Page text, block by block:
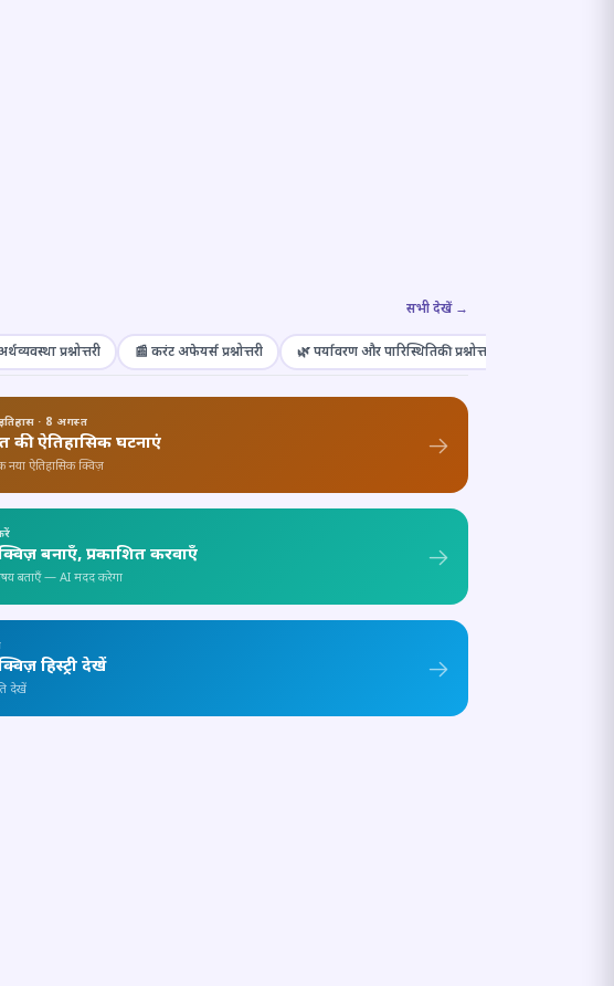
सभी देखें →
प्रश्नोत्तरी 📰 करंट अफेयर्स प्रश्नोत्तरी 🌿 पर्यावरण और पारिस्थितिकी प्रश्नोत्तरी
· 8 अगस्त
की ऐतिहासिक घटनाएं
नया ऐतिहासिक क्विज़
बनाएँ, प्रकाशित करवाएँ
बताएँ — AI मदद करेगा
हिस्ट्री देखें
देखें